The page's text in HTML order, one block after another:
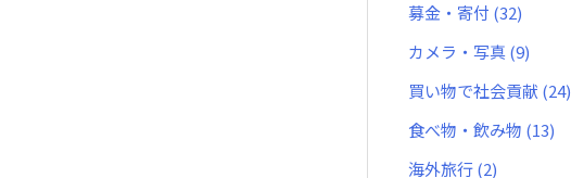
募金・寄付 (32)
カメラ・写真(9)
買い物で社会貢献 (24)
食べ物・飲み物 (13)
海外旅行(2)